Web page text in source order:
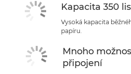
Kapacita 350
Vysoká kapacita
papíru.
Mnoho
připojení